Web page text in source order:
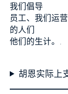
我们倡导
员工、我们运
的人们
他们的生计。.
胡恩实际上